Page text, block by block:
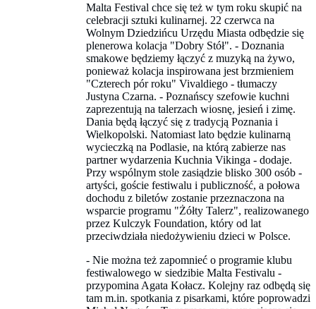
Malta Festival chce się też w tym roku skupić na
celebracji sztuki kulinarnej. 22 czerwca na
Wolnym Dziedzińcu Urzędu Miasta odbędzie się
plenerowa kolacja "Dobry Stół". - Doznania
smakowe będziemy łączyć z muzyką na żywo,
ponieważ kolacja inspirowana jest brzmieniem
"Czterech pór roku" Vivaldiego - tłumaczy
Justyna Czarna. - Poznańscy szefowie kuchni
zaprezentują na talerzach wiosnę, jesień i zimę.
Dania będą łączyć się z tradycją Poznania i
Wielkopolski. Natomiast lato będzie kulinarną
wycieczką na Podlasie, na którą zabierze nas
partner wydarzenia Kuchnia Vikinga - dodaje.
Przy wspólnym stole zasiądzie blisko 300 osób -
artyści, goście festiwalu i publiczność, a połowa
dochodu z biletów zostanie przeznaczona na
wsparcie programu "Żółty Talerz", realizowanego
przez Kulczyk Foundation, który od lat
przeciwdziała niedożywieniu dzieci w Polsce.
- Nie można też zapomnieć o programie klubu
festiwalowego w siedzibie Malta Festivalu -
przypomina Agata Kołacz. Kolejny raz odbędą się
tam m.in. spotkania z pisarkami, które poprowadzi